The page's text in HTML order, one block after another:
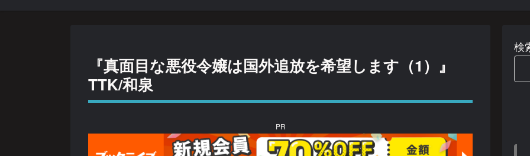
『真面目な悪役令嬢は国外追放を希望します（1）』
TTK/和泉
PR
検